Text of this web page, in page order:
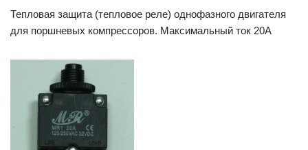
Тепловая защита (тепловое реле) однофазного двигателя
для поршневых компрессоров. Максимальный ток 20А